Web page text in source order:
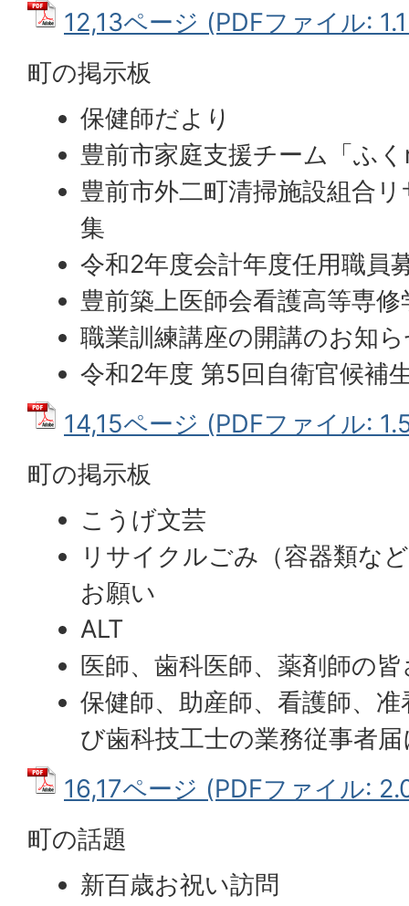
12,13ページ (PDFファイル:
町の掲示板
保健師だより
豊前市家庭支援チーム「ふ
豊前市外二町清掃施設組合
集
令和2年度会計年度任用職員
豊前築上医師会看護高等専
職業訓練講座の開講のお知
令和2年度 第5回自衛官候補
14,15ページ (PDFファイル:
町の掲示板
こうげ文芸
リサイクルごみ（容器類な
お願い
ALT
医師、歯科医師、薬剤師の
保健師、助産師、看護師、
び歯科技工士の業務従事者
16,17ページ (PDFファイル:
町の話題
新百歳お祝い訪問